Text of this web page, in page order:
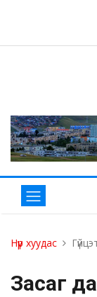
Нүүр хуудас
Засаг